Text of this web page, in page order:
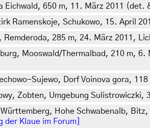
Eichwald, 650 m, 11. März 2011 (det.
Ramenskoje, Schukowo, 15. April
285 m, 24. März 2011,
Mooswald/Thermalbad, 210 m,
Sujewo, Dorf Voinova gora,
Zobten, Umgebung
Hohe Schwabenalb,
der Klaue im Forum]